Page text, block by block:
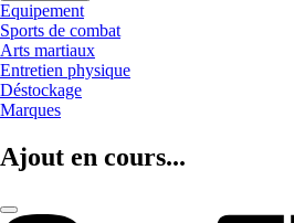
Equipement
Sports de combat
Arts martiaux
Entretien physique
Déstockage
Marques
Ajout en cours...